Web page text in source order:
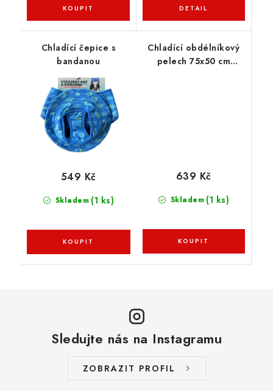
Chladící čepice s
bandanou
Skladem (1 ks)
549 Kč
Chladící obdélníkový
pelech 75x50 cm
Skladem (1 ks)
639 Kč
Sledujte nás na Instagramu
ZOBRAZIT PROFIL